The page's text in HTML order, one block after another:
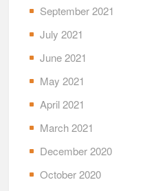
September 2021
July 2021
June 2021
May 2021
April 2021
March 2021
December 2020
October 2020